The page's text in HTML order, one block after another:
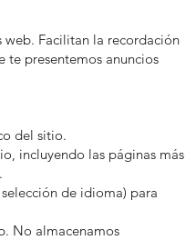
web. Facilitan la recordación
te presentemos anuncios
del sitio.
incluyendo las páginas más
de idioma) para
No almacenamos